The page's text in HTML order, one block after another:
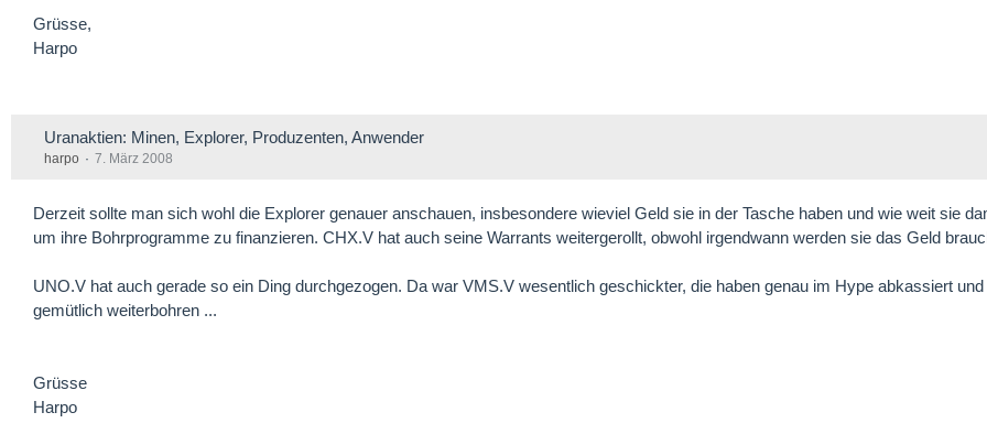
Grüsse,
Harpo
Uranaktien: Minen, Explorer, Produzenten, Anwender
harpo 7. März 2008
Derzeit sollte man sich wohl die Explorer genauer anschauen, insbesondere wieviel Geld sie in der Tasche haben und wie weit sie
um ihre Bohrprogramme zu finanzieren. CHX.V hat auch seine Warrants weitergerollt, obwohl irgendwann werden sie das Geld
UNO.V hat auch gerade so ein Ding durchgezogen. Da war VMS.V wesentlich geschickter, die haben genau im Hype abkassiert
gemütlich weiterbohren ...
Grüsse
Harpo